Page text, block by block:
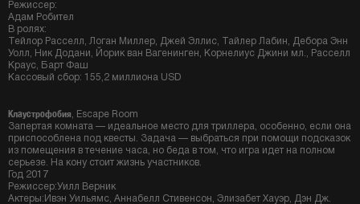
Режиссер:
Адам Робител
В ролях:
Тейлор Расселл, Логан Миллер, Джей Эллис, Тайлер Лабин, Дебора Энн
Уолл, Ник Додани, Йорик ван Вагенинген, Корнелиус Джини мл., Расселл
Краус, Барт Фаш
Кассовый сбор: 155,2 миллиона USD
Клаустрофобия , Escape Room
Запертая комната — идеальное место для триллера, особенно, если она
приспособлена под квесты. Задача — выбраться при помощи подсказок
из помещения в течение часа, но беда в том, что игра идет на полном
серьезе. На кону стоит жизнь участников.
Год 2017
Режиссер:Уилл Верник
Актеры:Ивэн Уильямс, Аннабелл Стивенсон, Элизабет Хауэр, Дэн Дж.